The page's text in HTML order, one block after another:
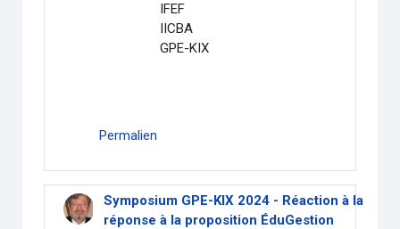
IFEF
IICBA
GPE-KIX
Permalien
Symposium GPE-KIX 2024 - Réaction à la
réponse à la proposition ÉduGestion